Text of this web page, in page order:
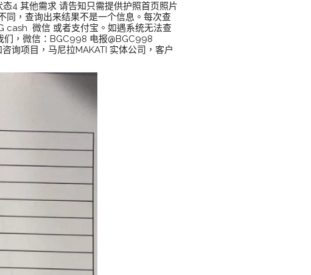
4 其他需求 请告知只需提供护照首页照片
同，查询出来结果不是一个信息。每次查
cash 微信 或者支付宝。如遇系统无法查
们，微信：BGC998 电报@BGC998
询项目，马尼拉MAKATI 实体公司，客户